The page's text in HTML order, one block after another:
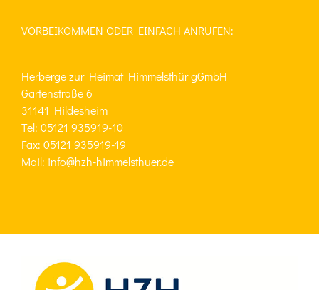
VORBEIKOMMEN ODER EINFACH ANRUFEN:
Herberge zur Heimat Himmelsthür gGmbH
Gartenstraße 6
31141 Hildesheim
Tel: 05121 935919-10
Fax: 05121 935919-19
Mail: info@hzh-himmelsthuer.de